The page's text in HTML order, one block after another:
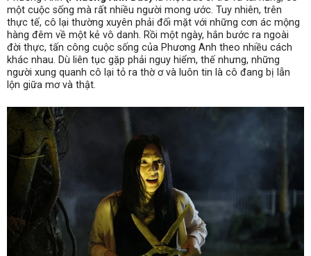
một cuộc sống mà rất nhiều người mong ước. Tuy nhiên, trên
thực tế, cô lại thường xuyên phải đối mặt với những cơn ác mộng
hàng đêm về một kẻ vô danh. Rồi một ngày, hắn bước ra ngoài
đời thực, tấn công cuộc sống của Phương Anh theo nhiều cách
khác nhau. Dù liên tục gặp phải nguy hiểm, thế nhưng, những
người xung quanh cô lại tỏ ra thờ ơ và luôn tin là cô đang bị lẫn
lộn giữa mơ và thật.